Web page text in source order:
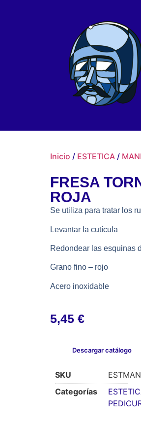
Inicio / ESTETICA /
FRESA
ROJA
Se utiliza para tratar los
Levantar la cutícula
Redondear las esquinas
Grano fino – rojo
Acero inoxidable
5,45 €
Descargar catálogo
SKU
Categorías